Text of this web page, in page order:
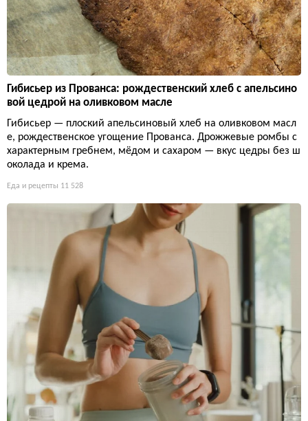
Гибисьер из Прованса: рождественский хлеб с апельсино
вой цедрой на оливковом масле
Гибисьер — плоский апельсиновый хлеб на оливковом масл
е, рождественское угощение Прованса. Дрожжевые ромбы с
характерным гребнем, мёдом и сахаром — вкус цедры без ш
околада и крема.
Еда и рецепты 11 528